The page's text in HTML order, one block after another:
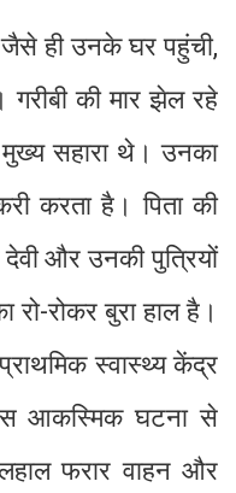
जैसे ही उनके घर पहुंची,
की मार झेल रहे
मुख्य सहारा थे। उनका
करता है। पिता की
देवी और उनकी पुत्रियों
रोकर बुरा हाल है।
प्राथमिक स्वास्थ्य केंद्र
आकस्मिक घटना से
फरार वाहन और